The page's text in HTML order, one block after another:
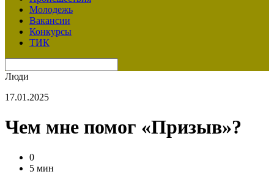
Молодежь
Вакансии
Конкурсы
ТИК
Люди
17.01.2025
Чем мне помог «Призыв»?
0
5 мин